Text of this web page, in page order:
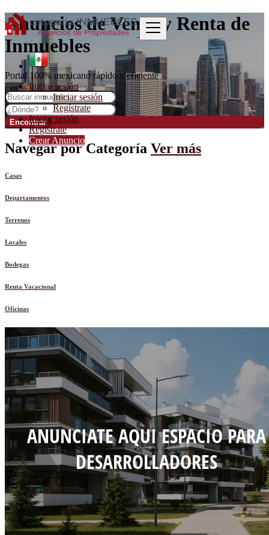
Iniciar sesión
Iniciar sesión
Regístrate
Iniciar sesión
Regístrate
Crear Anuncio
Anuncios de Venta y Renta de
Inmuebles
Portal 100% mexicano rápido y eficiente
Encontrar
Navegar porCategoría Ver más
Casas
Departamentos
Terrenos
Locales
Bodegas
Renta Vacacional
Oficinas
ANUNCIATE AQUI ESPACIO PARA
DESARROLLADORES